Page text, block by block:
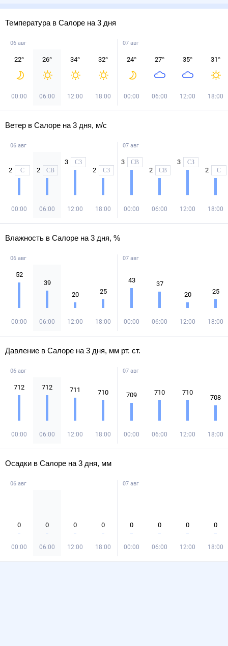
Температура в Салоре на 3 дня
06 авг
22°
00:00
26°
06:00
34°
12:00
32°
18:00
07 авг
24°
00:00
27°
06:00
35°
12:00
31°
18:00
Ветер в Салоре на 3 дня, м/с
06 авг
2 С
00:00
2 СВ
06:00
3 СЗ
12:00
2 СЗ
18:00
07 авг
3 СВ
00:00
2 СВ
06:00
3 СЗ
12:00
2 С
18:00
Влажность в Салоре на 3 дня, %
06 авг
52
00:00
39
06:00
20
12:00
25
18:00
07 авг
43
00:00
37
06:00
20
12:00
25
18:00
Давление в Салоре на 3 дня, мм рт. ст.
06 авг
712
00:00
712
06:00
711
12:00
710
18:00
07 авг
709
00:00
710
06:00
710
12:00
708
18:00
Осадки в Салоре на 3 дня, мм
06 авг
0
00:00
0
06:00
0
12:00
0
18:00
07 авг
0
00:00
0
06:00
0
12:00
0
18:00